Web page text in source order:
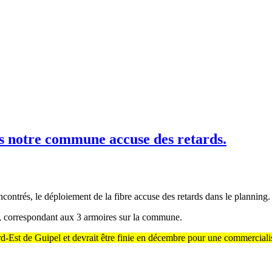
commune accuse des retards.
le déploiement de la fibre accuse des retards dans le planning.
, correspondant aux 3 armoires sur la commune.
de Guipel et devrait être finie en décembre pour une